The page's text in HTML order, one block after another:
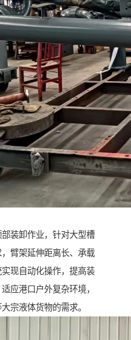
装卸作业，针对大型槽
臂架延伸距离长、承载
现自动化操作，提高装
应港口户外复杂环境，
宗液体货物的需求。